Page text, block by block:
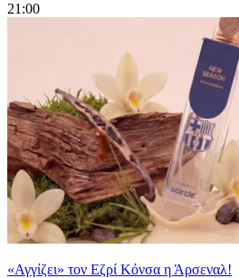
21:00
«Αγγίζει» τον Εζρί Κόνσα η Άρσεναλ!